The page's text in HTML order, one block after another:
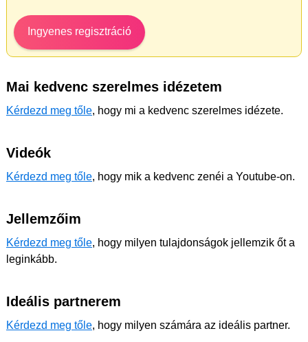
Ingyenes regisztráció
Mai kedvenc szerelmes idézetem
Kérdezd meg tőle, hogy mi a kedvenc szerelmes idézete.
Videók
Kérdezd meg tőle, hogy mik a kedvenc zenéi a Youtube-on.
Jellemzőim
Kérdezd meg tőle, hogy milyen tulajdonságok jellemzik őt a
leginkább.
Ideális partnerem
Kérdezd meg tőle, hogy milyen számára az ideális partner.